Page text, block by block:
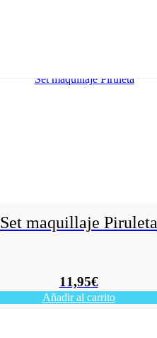
Set maquillaje Piruleta
11,95€
Añadir al carrito